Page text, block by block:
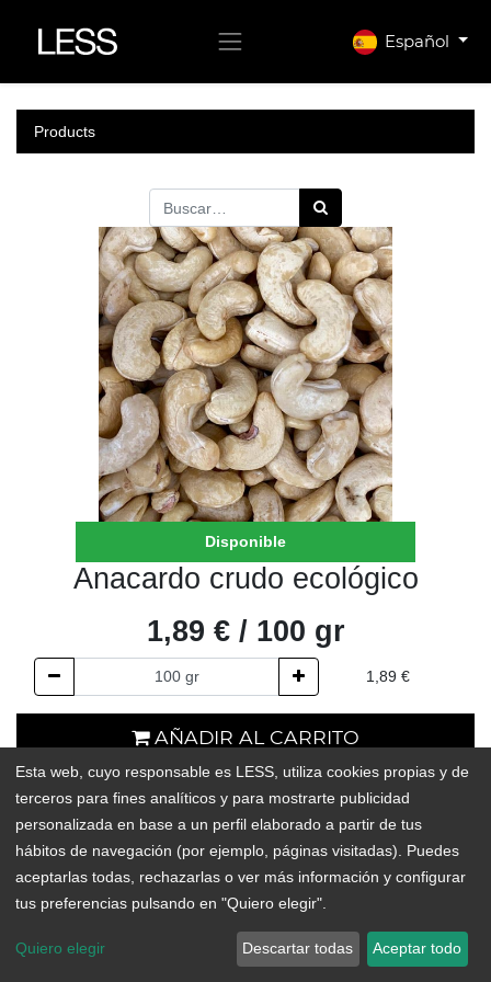
Español
Products
Disponible
Anacardo crudo ecológico
1,89 € / 100 gr
1,89 €
AÑADIR AL CARRITO
En existencias
Add to Wishlist
Esta web, cuyo responsable es LESS, utiliza cookies propias y de
terceros para fines analíticos y para mostrarte publicidad
personalizada en base a un perfil elaborado a partir de tus
hábitos de navegación (por ejemplo, páginas visitadas). Puedes
aceptarlas todas, rechazarlas o ver más información y configurar
tus preferencias pulsando en "Quiero elegir".
Quiero elegir Descartar todas Aceptar todo